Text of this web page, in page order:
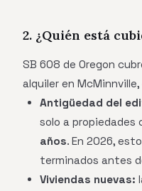
2. ¿Quién está
SB 608 de Oregon
alquiler en
Antigüedad del
solo a propiedades
años. En 2026,
terminados antes
Viviendas nuevas: